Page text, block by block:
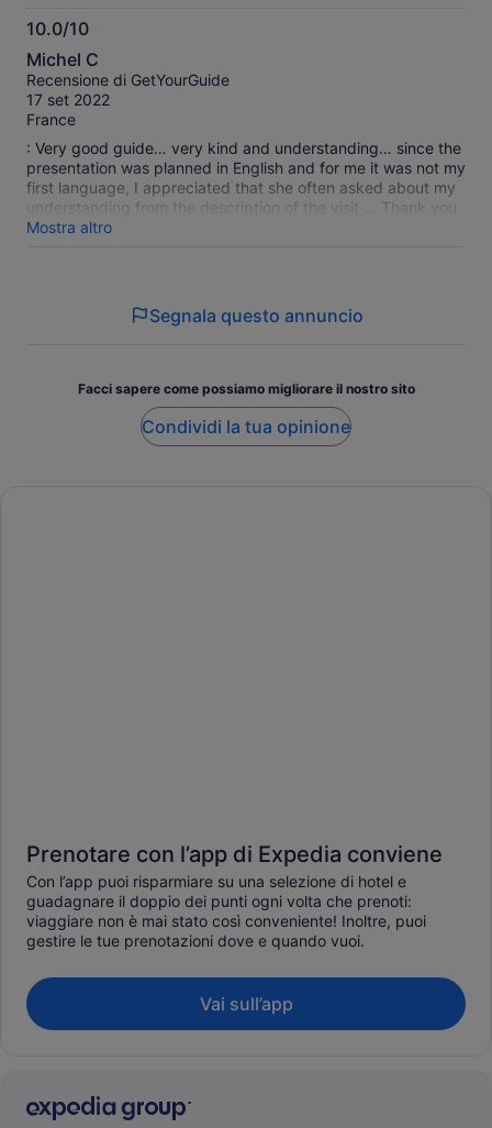
10.0/10
10.0
su
10
Michel C
Recensione di GetYourGuide
17 set 2022
France
: Very good guide… very kind and understanding… since the
presentation was planned in English and for me it was not my
first language, I appreciated that she often asked about my
understanding from the description of the visit … Thank you
again!
Mostra altro
Segnala questo annuncio
Facci sapere come possiamo migliorare il nostro sito
Condividi la tua opinione
Prenotare con l’app di Expedia conviene
Con l’app puoi risparmiare su una selezione di hotel e
guadagnare il doppio dei punti ogni volta che prenoti:
viaggiare non è mai stato così conveniente! Inoltre, puoi
gestire le tue prenotazioni dove e quando vuoi.
Vai sull’app